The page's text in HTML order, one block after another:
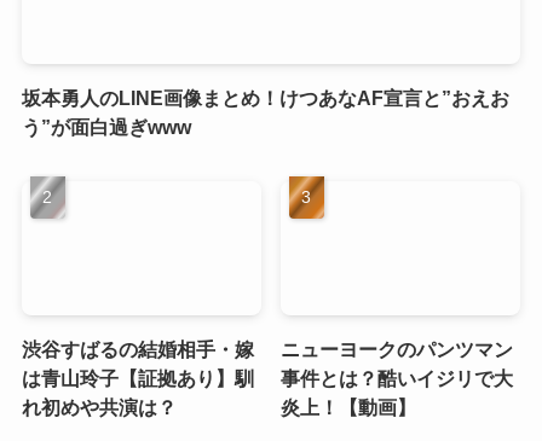
坂本勇人のLINE画像まとめ！けつあなAF宣言と”おえお
う”が面白過ぎwww
渋谷すばるの結婚相手・嫁
は青山玲子【証拠あり】馴
れ初めや共演は？
ニューヨークのパンツマン
事件とは？酷いイジリで大
炎上！【動画】